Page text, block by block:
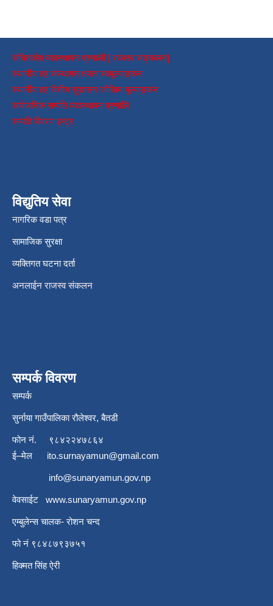
संचितकोष व्यवस्थापन प्रणाली [ राजस्व सङ्कलन]
स्थानीय तह संस्थागत क्षमता स्वमूल्याङ्कन
स्थानीय तह वित्तीय सुशासन जोखिम मूल्याङ्कन
सार्वजनिक सम्पति व्यवस्थापन प्रणालि
सम्पति विवरण इन्ट्र
विद्युतिय सेवा
नागरिक वडा पत्र
सामाजिक सुरक्षा
व्यक्तिगत घटना दर्ता
अनलाईन राजस्व संकलन
सम्पर्क विवरण
सम्पर्क
सुर्नाया गाउँपालिका रौलेश्वर, बैतडी
फोन नं.
९८४२२४७८६४
ई–मेल ito.surnayamun@gmail.com
info@sunaryamun.gov.np
वेवसाईट www.sunaryamun.gov.np
एम्बुलेन्स चालक- रोशन चन्द
फो नं ९८४८७९३७५१
हिक्मत सिंह ऐरी